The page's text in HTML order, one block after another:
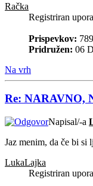
Račka
Registriran
Prispevkov: 789
Pridružen: 06
Na vrh
Re: NARAVNO,
Napisal/-a
Jaz menim, da če bi si
LukaLajka
Registriran